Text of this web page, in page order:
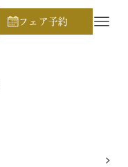
フェア予約